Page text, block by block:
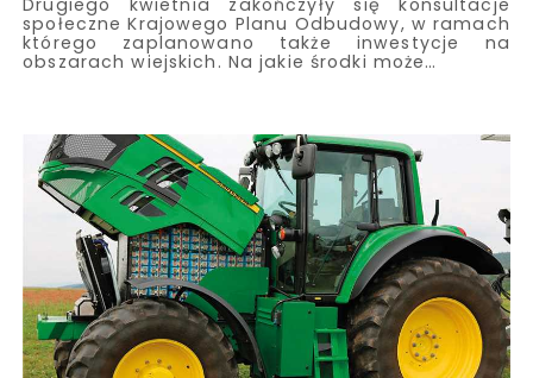
Drugiego kwietnia zakończyły się konsultacje
społeczne Krajowego Planu Odbudowy, w ramach
którego zaplanowano także inwestycje na
obszarach wiejskich. Na jakie środki może…